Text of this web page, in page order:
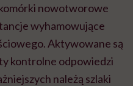
nowotworowe
wyhamowujące
Aktywowane są
kontrolne odpowiedzi
należą szlaki